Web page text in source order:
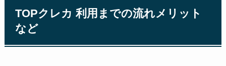
TOPクレカ 利用までの流れメリット
など